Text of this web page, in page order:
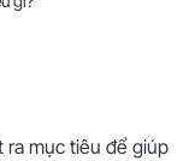
ra mục tiêu để giúp